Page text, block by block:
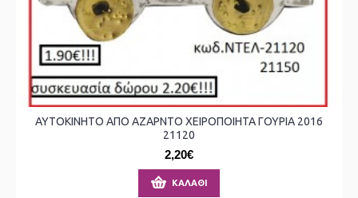
ΑΥΤΟΚΙΝΗΤΟ ΑΠΟ ΑΖΑΡΝΤΟ ΧΕΙΡΟΠΟΙΗΤΑ ΓΟΥΡΙΑ 2016
21120
2,20€
ΚΑΛΆΘΙ